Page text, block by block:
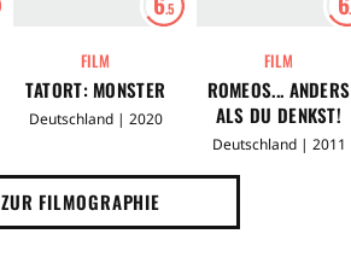
.5
FILM
TATORT: MONSTER
Deutschland | 2020
FILM
ROMEOS... ANDERS
ALS DU DENKST!
Deutschland | 2011
ZUR FILMOGRAPHIE